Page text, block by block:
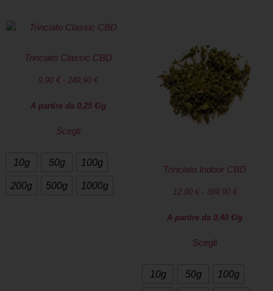
Trinciato Classic CBD
9,90 € - 249,90 €
A partire da 0,25 €/g
Scegli
10g 50g 100g
200g 500g 1000g
Trinciato Indoor CBD
12,90 € - 399,90 €
A partire da 0,40 €/g
Scegli
10g 50g 100g